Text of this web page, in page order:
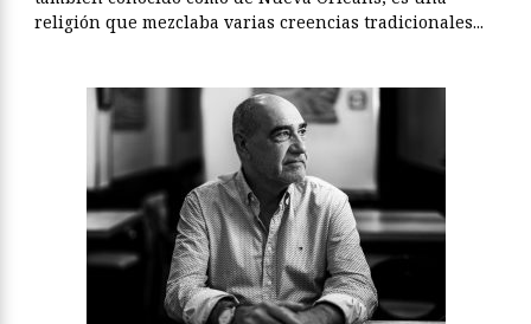
religión que mezclaba varias creencias tradicionales...